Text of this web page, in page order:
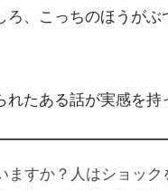
、こっちのほうが
たある話が実感を持
すか？人はショック